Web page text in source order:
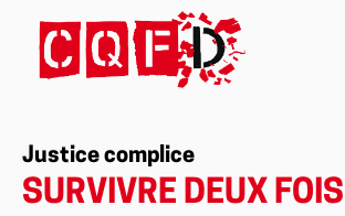
Justice complice
SURVIVRE DEUX